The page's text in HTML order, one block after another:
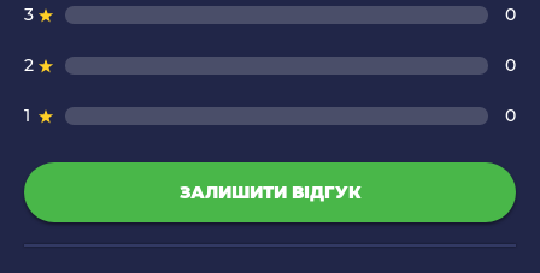
3 0
2 0
1 0
ЗАЛИШИТИ ВІДГУК